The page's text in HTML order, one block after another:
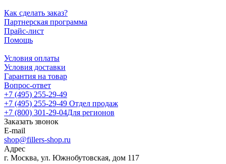
Как сделать заказ?
Партнерская программа
Прайс-лист
Помощь
Условия оплаты
Условия доставки
Гарантия на товар
Вопрос-ответ
+7 (495) 255-29-49
+7 (495) 255-29-49 Отдел продаж
+7 (800) 301-29-04Для регионов
Заказать звонок
E-mail
shop@fillers-shop.ru
Адрес
г. Москва, ул. Южнобутовская, дом 117